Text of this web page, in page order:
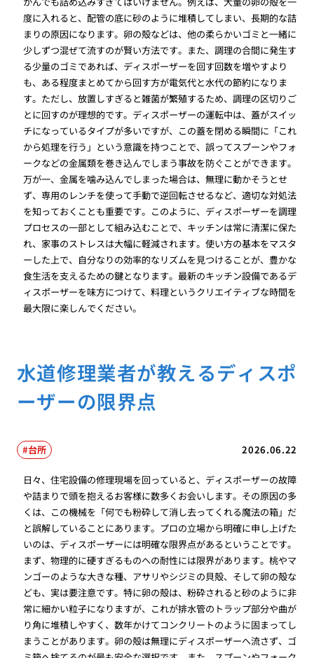
度に入れると、配管の底に砂のように堆積してしまい、長期的な詰
まりの原因になります。卵の殻などは、他の柔らかいゴミと一緒に
少しずつ混ぜて流すのが賢い方法です。また、調理の合間に発生す
る少量のゴミであれば、ディスポーザーを回す回数を増やすより
も、ある程度まとめてから回す方が電気代と水代の節約になりま
す。ただし、放置しすぎると雑菌が繁殖するため、調理の区切りご
とに回すのが理想的です。ディスポーザーの運転中は、蓋がスイッ
チになっているタイプが多いですが、この蓋を閉める瞬間に「これ
から処理を行う」という意識を持つことで、誤ってスプーンやフォ
ークなどの金属類を巻き込んでしまう事故を防ぐことができます。
万が一、金属を噛み込んでしまった場合は、無理に動かそうとせ
ず、専用のレンチを使って手動で逆回転させるなど、適切な対処法
を知っておくことも重要です。このように、ディスポーザーを調理
プロセスの一部として組み込むことで、キッチンは常に清潔に保た
れ、家事のストレスは大幅に軽減されます。使い方の基本をマスタ
ーした上で、自分なりの効率的なリズムを見つけることが、豊かな
食生活を支えるための鍵となります。最新のキッチン設備であるデ
ィスポーザーを味方につけて、料理というクリエイティブな時間を
最大限に楽しんでください。
水道修理業者が教えるディスポ
ーザーの限界点
2026.06.22
台所
日々、住宅設備の修理現場を回っていると、ディスポーザーの故障
や詰まりで頭を抱えるお客様に数多くお会いします。その原因の多
くは、この機械を「何でも粉砕して消し去ってくれる魔法の箱」だ
と誤解していることにあります。プロの立場から明確に申し上げた
いのは、ディスポーザーには明確な限界点があるということです。
まず、物理的に硬すぎるものへの耐性には限界があります。桃やマ
ンゴーのような大きな種、アサリやシジミの貝殻、そして卵の殻な
ども、実は要注意です。特に卵の殻は、粉砕されると砂のように非
常に細かい粒子になりますが、これが排水管のトラップ部分や曲が
り角に堆積しやすく、数年かけてコンクリートのように固まってし
まうことがあります。卵の殻は無理にディスポーザーへ流さず、ゴ